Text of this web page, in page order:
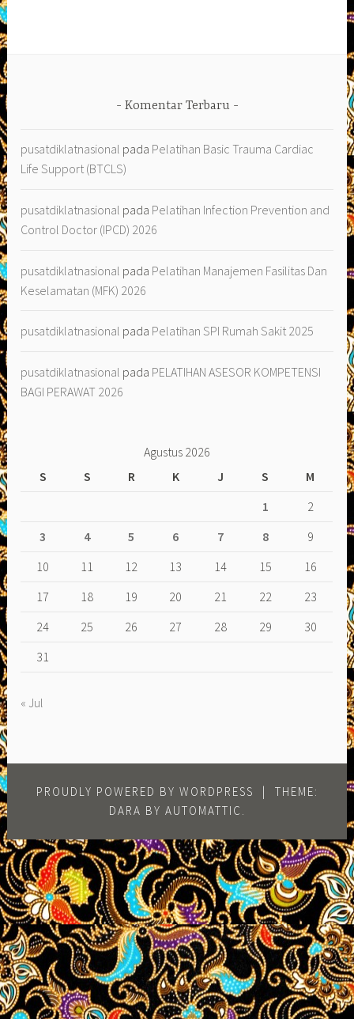
Komentar Terbaru
pusatdiklatnasional pada Pelatihan Basic Trauma Cardiac
Life Support (BTCLS)
pusatdiklatnasional pada Pelatihan Infection Prevention and
Control Doctor (IPCD) 2026
pusatdiklatnasional pada Pelatihan Manajemen Fasilitas Dan
Keselamatan (MFK) 2026
pusatdiklatnasional pada Pelatihan SPI Rumah Sakit 2025
pusatdiklatnasional pada PELATIHAN ASESOR KOMPETENSI
BAGI PERAWAT 2026
Agustus 2026
S
S R K J S
M
1
2
3
4 5 6 7 8
9
10
11 12 13 14 15
16
17
18 19 20 21 22
23
24
25 26 27 28 29
30
31
« Jul
PROUDLY POWERED BY WORDPRESS |
THEME:
DARA BY AUTOMATTIC